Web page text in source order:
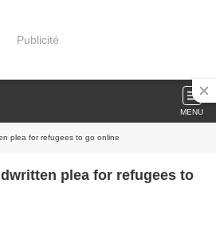
Publicité
MENU
plea for refugees to go online
plea for refugees to